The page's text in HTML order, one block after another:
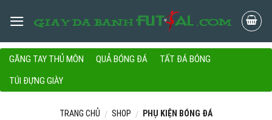
GĂNG TAY THỦ MÔN QUẢ BÓNG ĐÁ
TẤT ĐÁ BÓNG
TÚI ĐỰNG GIÀY
TRANG CHỦ / SHOP / PHỤ KIỆN BÓNG ĐÁ